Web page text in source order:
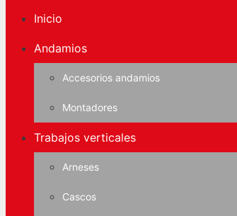
Inicio
Andamios
Accesorios andamios
Montadores
Trabajos verticales
Arneses
Cascos